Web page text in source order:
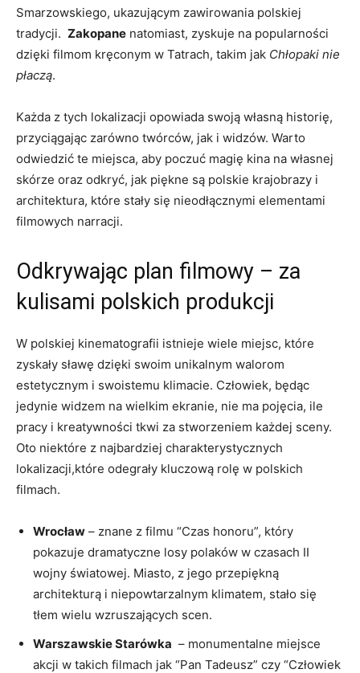
Smarzowskiego, ukazującym zawirowania⁣ polskiej
tradycji. ‌ Zakopane natomiast, zyskuje na popularności
dzięki filmom kręconym w Tatrach, takim jak Chłopaki‍ nie
płaczą.
Każda ‌z tych lokalizacji opowiada swoją własną historię,
przyciągając zarówno twórców, jak i widzów. Warto
odwiedzić⁣ te miejsca, ⁤aby ‍poczuć magię‌ kina na własnej
⁤skórze oraz odkryć, ⁢jak piękne ‌są polskie ​krajobrazy i
architektura, które stały ⁢się nieodłącznymi elementami
filmowych ​narracji.
Odkrywając ‍plan filmowy ⁢– za
kulisami polskich produkcji
W ‌polskiej​ kinematografii istnieje wiele miejsc, które
zyskały sławę dzięki swoim unikalnym walorom
estetycznym ⁢i swoistemu klimacie. Człowiek, będąc
jedynie widzem na wielkim ekranie, nie ma pojęcia, ile
pracy i kreatywności tkwi ‍za stworzeniem każdej sceny.
Oto niektóre z najbardziej charakterystycznych
lokalizacji,które odegrały kluczową rolę w‌ polskich
filmach.
Wrocław – ‌znane z filmu “Czas honoru”,‍ który
pokazuje dramatyczne losy polaków w czasach II‌
wojny⁢ światowej. ⁤Miasto, z jego ‍przepiękną
architekturą i​ niepowtarzalnym klimatem, stało się⁣
tłem wielu wzruszających scen.
Warszawskie Starówka ‍ – monumentalne miejsce
akcji w ​takich filmach jak “Pan⁢ Tadeusz” czy “Człowiek